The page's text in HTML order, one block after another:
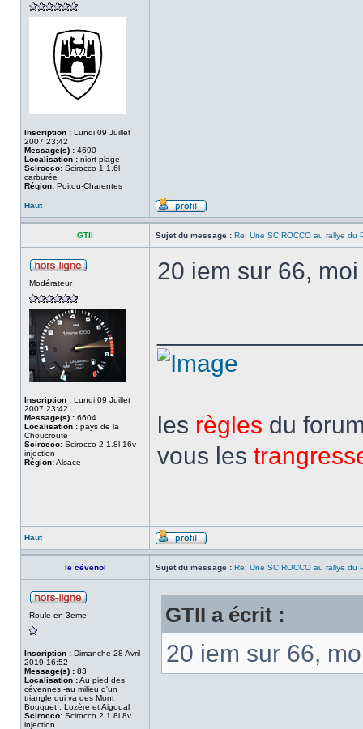
Inscription : Lundi 09 Juillet
2007 23:42
Message(s) : 4690
Localisation : niort plage
Scirocco: Scirocco 1 1.6l
carburée
Région: Poitou-Charentes
Haut
GTII Sujet du message : Re: Une SCIROCCO au rallye du
Modérateur
Inscription : Lundi 09 Juillet
2007 23:42
Message(s) : 6604
Localisation : pays de la
Choucroute
Scirocco: Scirocco 2 1.8l 16v
injection
Région:Alsace
20 iem sur 66,
les règles du
vous les
Haut
le cévenol Sujet du message : Re: Une SCIROCCO au rallye du
Roule en 3eme
Inscription : Dimanche 28 Avril
2019 16:52
Message(s) : 83
Localisation :Au pied des
cévennes -au milieu d'un
triangle qui va des Mont
Bouquet , Lozère et Aigoual
Scirocco: Scirocco 2 1.8l 8v
injection
GTII a écrit :
20 iem sur 66,